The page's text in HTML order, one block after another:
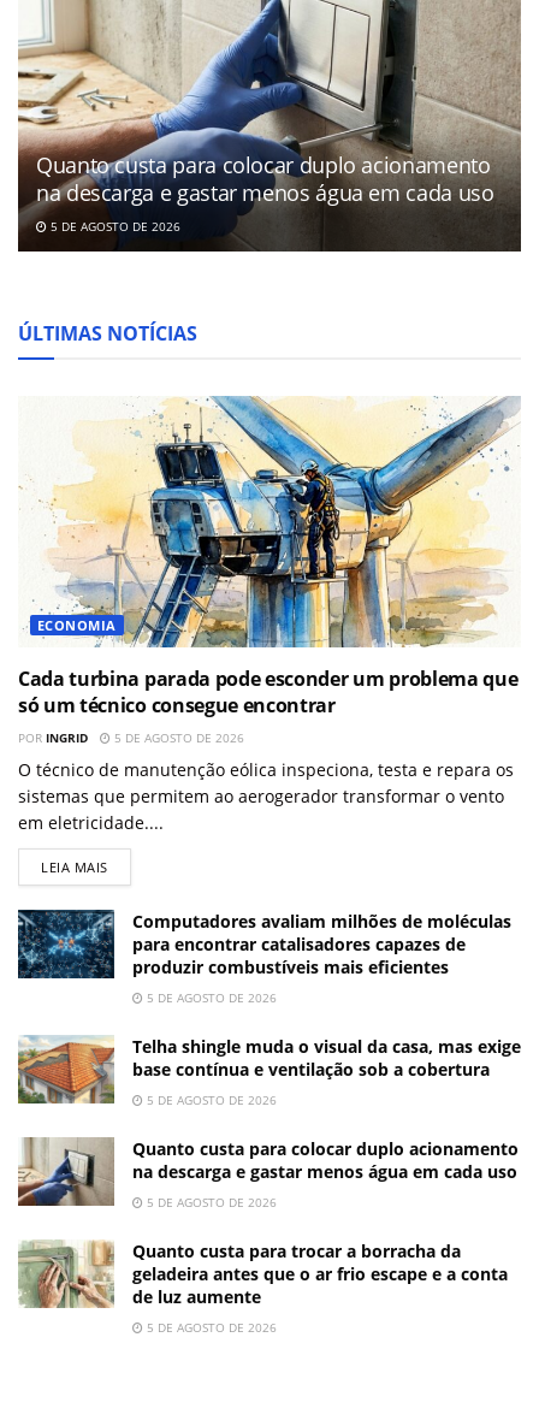
Quanto custa para colocar duplo acionamento
na descarga e gastar menos água em cada uso
5 DE AGOSTO DE 2026
ÚLTIMAS NOTÍCIAS
ECONOMIA
Cada turbina parada pode esconder um problema que
só um técnico consegue encontrar
POR INGRID 5 DE AGOSTO DE 2026
O técnico de manutenção eólica inspeciona, testa e repara os
sistemas que permitem ao aerogerador transformar o vento
em eletricidade....
LEIA MAIS
Computadores avaliam milhões de moléculas
para encontrar catalisadores capazes de
produzir combustíveis mais eficientes
5 DE AGOSTO DE 2026
Telha shingle muda o visual da casa, mas exige
base contínua e ventilação sob a cobertura
5 DE AGOSTO DE 2026
Quanto custa para colocar duplo acionamento
na descarga e gastar menos água em cada uso
5 DE AGOSTO DE 2026
Quanto custa para trocar a borracha da
geladeira antes que o ar frio escape e a conta
de luz aumente
5 DE AGOSTO DE 2026